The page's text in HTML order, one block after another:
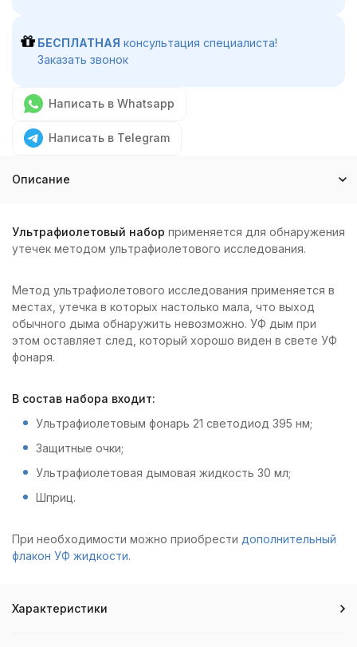
БЕСПЛАТНАЯ консультация специалиста!
Заказать звонок
Написать в Whatsapp
Написать в Telegram
Описание
Ультрафиолетовый набор применяется для обнаружения
утечек методом ультрафиолетового исследования.
Метод ультрафиолетового исследования применяется в
местах, утечка в которых настолько мала, что выход
обычного дыма обнаружить невозможно. УФ дым при
этом оставляет след, который хорошо виден в свете УФ
фонаря.
В состав набора входит:
Ультрафиолетовым фонарь 21 светодиод 395 нм;
Защитные очки;
Ультрафиолетовая дымовая жидкость 30 мл;
Шприц.
При необходимости можно приобрести дополнительный
флакон УФ жидкости.
Характеристики